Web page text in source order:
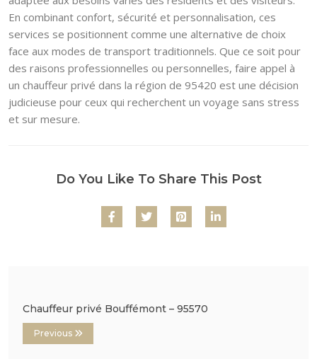
En combinant confort, sécurité et personnalisation, ces
services se positionnent comme une alternative de choix
face aux modes de transport traditionnels. Que ce soit pour
des raisons professionnelles ou personnelles, faire appel à
un chauffeur privé dans la région de 95420 est une décision
judicieuse pour ceux qui recherchent un voyage sans stress
et sur mesure.
Do You Like To Share This Post
Chauffeur privé Bouffémont – 95570
Previous